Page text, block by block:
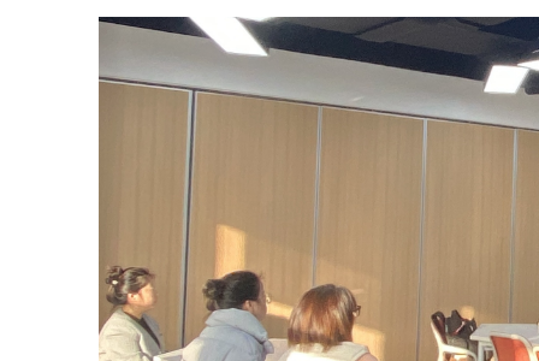
SIMULATION结构仿真分析
 查看全部
Abaqus有限元仿真分析
Xflow流体仿真
查看全部
3DEXPERIENCE on the Cloud
3DEXPERIENCE Marketplace
ENOVIA产品全生命周期管理（PLM）
BIOVIA生命科学和材料科学
SOLIDWORKS PDM产品数据管理
推荐工具
DriveWorks参数化工具
SOLIDWORKS Inspection质量检验
​SOLIDWORKS Manage项目管理
DELMIA端到端ERP系统
 查看全部
增值服务
增值服务-参数化
增值服务-标准化
可视化&数字孪生技术
Curtain e-locker(易锁)防止资料外泄系统
 查看全部
汽车行业数字化解决方案
工程设备设计解决方案
航天航空行业解决方案
能源行业数字化解决方案
机械设备行业数字化解决方案
家居行业数字化解决方案
电气柜及电气行业数字化解决方案
生命科学行业数字化解决方案
公司类型
初创企业
面向学术界
教育工作者
研究人员
学生/初学者
最新版本
资源下载
系统要求
恒睿课堂
热门视频
往期视频
西南培训中心
走进西南培训中心
认证目录
在线培训
CSWP证书
SolidWorks采购指南：正版软件的成本构成与价值解
SolidWorks代理商级别全解析：成都恒睿在西南区
SOLIDWORKS购买如何选择代理商？一文看懂避坑
3DEXPERIENCE 平台是什么？
SOLIDWORKS都有什么版本？哪个版本好用？
学习SOLIDWORKS需要多长时间?
公司简介
团队介绍
培训认证
公司动态
活动资讯
行业资讯
获取SOLIDWORKS报价
联系我们
软件定制化开发
软件二次开发
购买学生版
联系研究销售部门